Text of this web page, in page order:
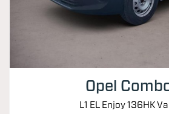
Opel
L1 EL Enjoy 136HK